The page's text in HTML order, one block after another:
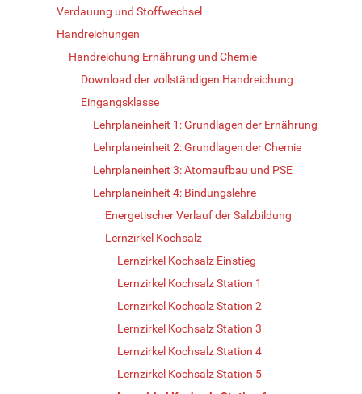
Verdauung und Stoffwechsel
Handreichungen
Handreichung Ernährung und Chemie
Download der vollständigen Handreichung
Eingangsklasse
Lehrplaneinheit 1: Grundlagen der Ernährung
Lehrplaneinheit 2: Grundlagen der Chemie
Lehrplaneinheit 3: Atomaufbau und PSE
Lehrplaneinheit 4: Bindungslehre
Energetischer Verlauf der Salzbildung
Lernzirkel Kochsalz
Lernzirkel Kochsalz Einstieg
Lernzirkel Kochsalz Station 1
Lernzirkel Kochsalz Station 2
Lernzirkel Kochsalz Station 3
Lernzirkel Kochsalz Station 4
Lernzirkel Kochsalz Station 5